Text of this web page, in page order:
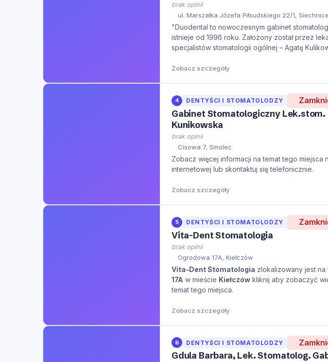
brak opinii
ul. Marszałka Józefa Piłsudskiego 22/1, Siechnice
"Duodental to nowoczesnym gabinet
istnieje od 1996 roku. Założony został przez
specjalistów stomatologii ogólnej – Agatę
jest wynikiem wspólnej pracy i pasji cał
Zobacz szczegóły
4 DENTYŚCI I STOMATOLODZY
Gabinet Stomatologiczny Lek.stom.
Kunikowska
brak opinii
Cisowa 7, Smolec
Zobacz więcej informacji na temat tego miejsca
internetowej lub skontaktuj się telefonicznie.
Zobacz szczegóły
5 DENTYŚCI I STOMATOLODZY
Vita-Dent Stomatologia
brak opinii
Ogrodowa 17A, Kiełczów
Vita-Dent Stomatologia zlokalizowany jest na
17A w mieście Kiełczów kliknij aby zobaczyć
temat tego miejsca.
Zobacz szczegóły
6 DENTYŚCI I STOMATOLODZY
Gdula Barbara, Lek. Stomatolog.